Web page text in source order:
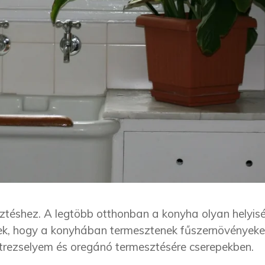
A legtöbb otthonban a konyha olyan
hogy a konyhában termesztenek
és oregánó termesztésére cserepekben.